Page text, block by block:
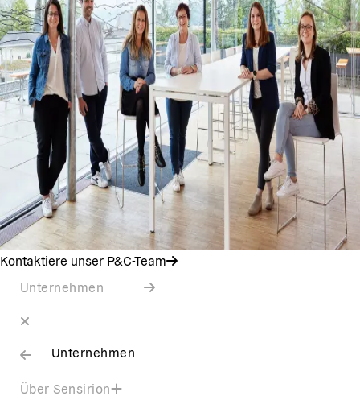
Kontaktiere unser P&C-Team
Unternehmen
Unternehmen
Über Sensirion